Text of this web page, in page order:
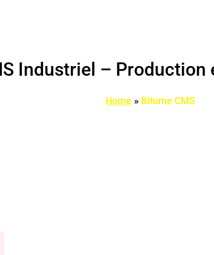
Industriel – Production
Home » Bitume CMS